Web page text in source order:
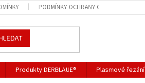
PODMÍNKY OCHRANY OSOBNÍCH ÚDAJŮ
Produkty DERBLAUE® Plasmové řezání